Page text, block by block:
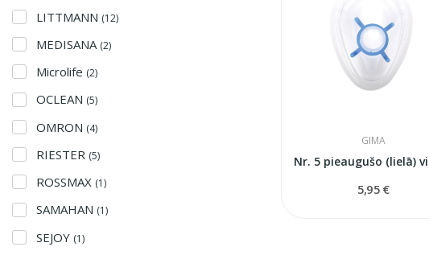
LITTMANN (12)
MEDISANA (2)
Microlife (2)
OCLEAN (5)
OMRON (4)
RIESTER (5)
ROSSMAX (1)
SAMAHAN (1)
SEJOY (1)
GIMA
5,95 €